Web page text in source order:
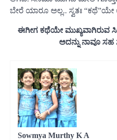
ಬೇರೆ ಯಾರೂ ಅಲ್ಲ.. ಸ್ವತಃ “ಕಥೆ”ಯೇ
ಈಗೀಗ ಕಥೆಯೇ ಮುಖ್ಯವಾಗಿರುವ
ಅದನ್ನು ನಾವೂ ಸಹ
Sowmya Murthy K A